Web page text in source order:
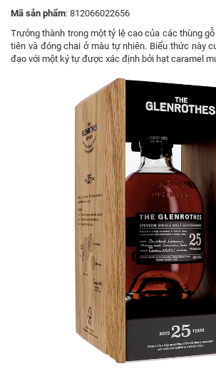
Mã sản phẩm: 812066022656
Trưởng thành trong một tỷ lệ cao của các thùng
tiên và đóng chai ở màu tự nhiên. Biểu thức này
đạo với một ký tự được xác định bởi hạt caramel